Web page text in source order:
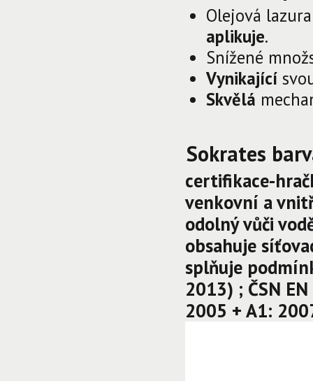
Olejová
aplikuje.
Snížené
Vynikající
Skvělá
Sokrates
certifikace-
venkovní a
odolný vůči
obsahuje
splňuje
2013) ; ČSN
2005 + A1: